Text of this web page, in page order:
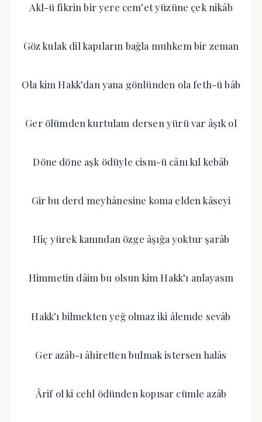
Akl-ü fikrin bir yere cem’et yüzüne çek nikâb
Göz kulak dil kapıların bağla muhkem bir zeman
Ola kim Hakk’dan yana gönlünden ola feth-ü bâb
Ger ölümden kurtulam dersen yürü var âşık ol
Döne döne aşk ödüyle cism-ü cânı kıl kebâb
Gir bu derd meyhânesine koma elden kâseyi
Hiç yürek kanından özge âşığa yoktur şarâb
Himmetin dâim bu olsun kim Hakk’ı anlayasın
Hakk’ı bilmekten yeğ olmaz iki âlemde sevâb
Ger azâb-ı âhiretten bulmak istersen halâs
Ârif ol ki cehl ödünden kopısar cümle azâb